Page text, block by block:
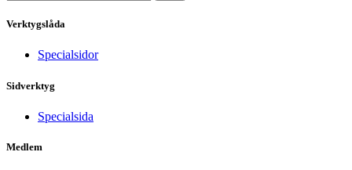
Verktygslåda
Specialsidor
Sidverktyg
Specialsida
Medlem